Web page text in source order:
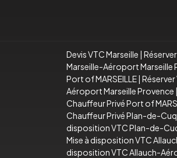
Devis VTC Marseille |
Marseille-Aéroport Marseille
Port of MARSEILLE| Réserver
Aéroport Marseille Provence |
Chauffeur Privé Port of
Chauffeur Privé Plan-de-
disposition VTC Plan-de-
Mise à disposition VTC
disposition VTC Allauch-